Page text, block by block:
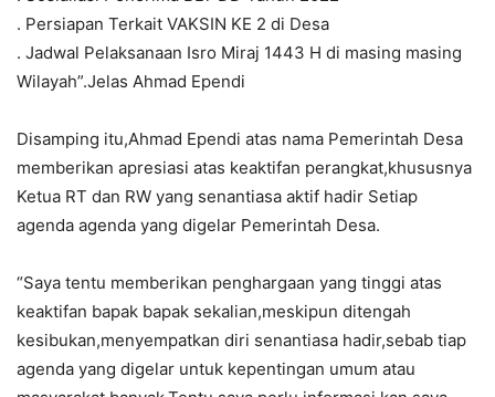
. Persiapan Terkait VAKSIN KE 2 di Desa
. Jadwal Pelaksanaan Isro Miraj 1443 H di masing masing
Wilayah”.Jelas Ahmad Ependi
Disamping itu,Ahmad Ependi atas nama Pemerintah Desa
memberikan apresiasi atas keaktifan perangkat,khususnya
Ketua RT dan RW yang senantiasa aktif hadir Setiap
agenda agenda yang digelar Pemerintah Desa.
“Saya tentu memberikan penghargaan yang tinggi atas
keaktifan bapak bapak sekalian,meskipun ditengah
kesibukan,menyempatkan diri senantiasa hadir,sebab tiap
agenda yang digelar untuk kepentingan umum atau